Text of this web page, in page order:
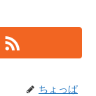
ちょっぱ